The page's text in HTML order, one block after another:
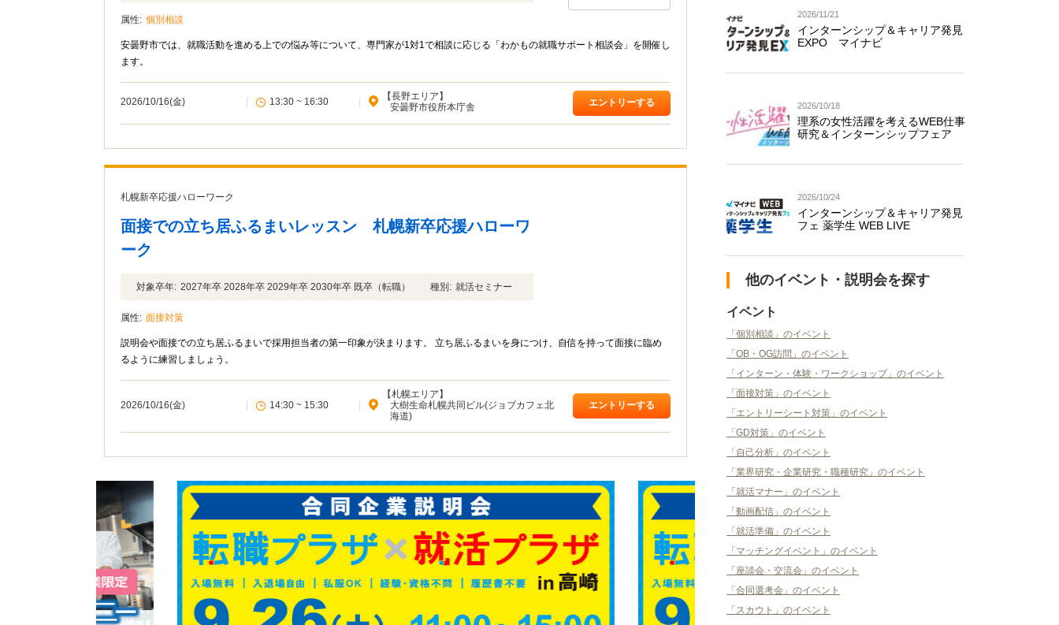
属性: 個別相談
安曇野市では、就職活動を進める上での悩み等について、専門家が1対1で相談に応じる「わかもの就職サポート相談会」を開催し
ます。
2026/10/16(金) | 13:30 ~ 16:30 |
【長野エリア】
安曇野市役所本庁舎
エントリーする
札幌新卒応援ハローワーク
面接での立ち居ふるまいレッスン 札幌新卒応援ハローワ
ーク
対象卒年: 2027年卒 2028年卒 2029年卒 2030年卒 既卒（転職） 種別: 就活セミナー
属性: 面接対策
説明会や面接での立ち居ふるまいで採用担当者の第一印象が決まります。 立ち居ふるまいを身につけ、自信を持って面接に臨め
るように練習しましょう。
2026/10/16(金) | 14:30 ~ 15:30 |
【札幌エリア】
大樹生命札幌共同ビル(ジョブカフェ北
海道)
エントリーする
2026/11/21
インターンシップ＆キャリア発見
EXPO マイナビ
2026/10/18
理系の女性活躍を考えるWEB仕事
研究＆インターンシップフェア
2026/10/24
インターンシップ＆キャリア発見
フェ 薬学生 WEB LIVE
他のイベント・説明会を探す
イベント
「個別相談」のイベント
「OB・OG訪問」のイベント
「インターン・体験・ワークショップ」のイベント
「面接対策」のイベント
「エントリーシート対策」のイベント
「GD対策」のイベント
「自己分析」のイベント
「業界研究・企業研究・職種研究」のイベント
「就活マナー」のイベント
「動画配信」のイベント
「就活準備」のイベント
「マッチングイベント」のイベント
「座談会・交流会」のイベント
「合同選考会」のイベント
「スカウト」のイベント